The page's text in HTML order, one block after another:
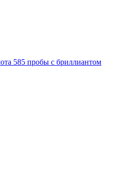
585 пробы с бриллиантом